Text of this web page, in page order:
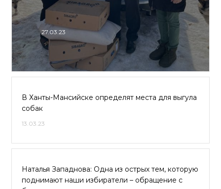
27.03.23
В Ханты-Мансийске определят места для выгула
собак
13.03.23
Наталья Западнова: Одна из острых тем, которую
поднимают наши избиратели – обращение с